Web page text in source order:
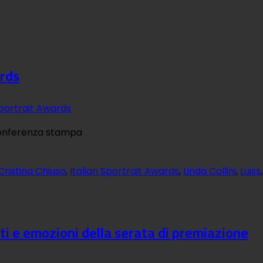
Awards
stampa
Chiuso, Italian Sportrait Awards, Linda Collini, Luiss,
emozioni della serata di premiazione